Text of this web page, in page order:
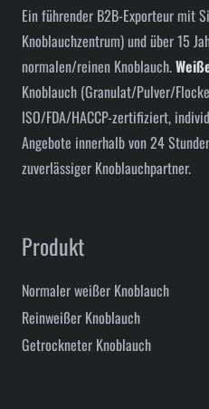
Ein führender B2B-Exporteur mit
Knoblauchzentrum) und über 15
normalen/reinen Knoblauch.
Knoblauch (Granulat/Pulver/
ISO/FDA/HACCP-zertifiziert,
Angebote innerhalb von 24
zuverlässiger Knoblauchpartner.
Produkt
Normaler weißer Knoblauch
Reinweißer Knoblauch
Getrockneter Knoblauch